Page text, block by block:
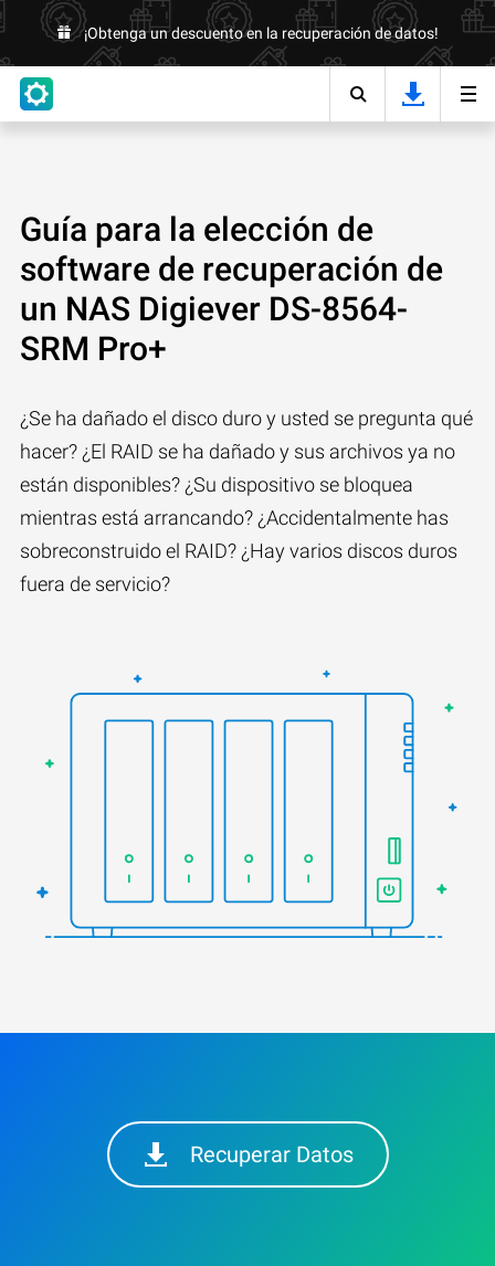
¡Obtenga un descuento en la recuperación de datos!
Guía para la elección de
software de recuperación de
un NAS Digiever DS-8564-
SRM Pro+
¿Se ha dañado el disco duro y usted se pregunta qué
hacer? ¿El RAID se ha dañado y sus archivos ya no
están disponibles? ¿Su dispositivo se bloquea
mientras está arrancando? ¿Accidentalmente has
sobreconstruido el RAID? ¿Hay varios discos duros
fuera de servicio?
Recuperar Datos